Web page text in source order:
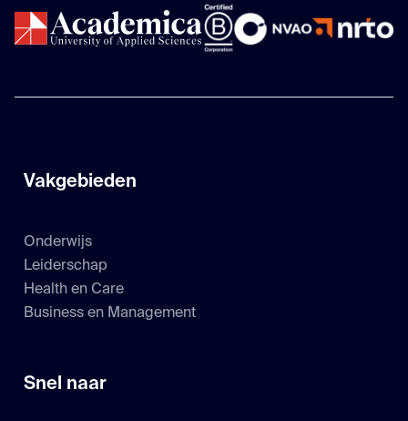
Vakgebieden
Onderwijs
Leiderschap
Health en Care
Business en Management
Snel naar